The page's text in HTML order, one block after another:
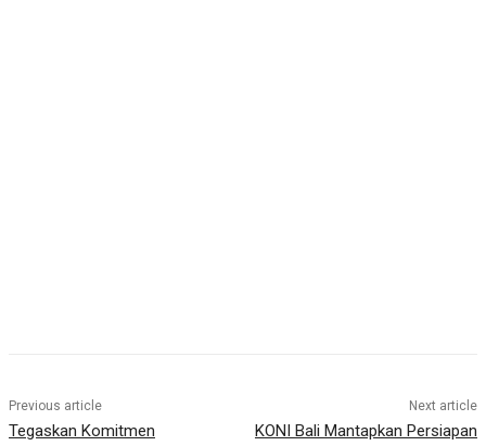
Previous article
Tegaskan Komitmen
Next article
KONI Bali Mantapkan Persiapan